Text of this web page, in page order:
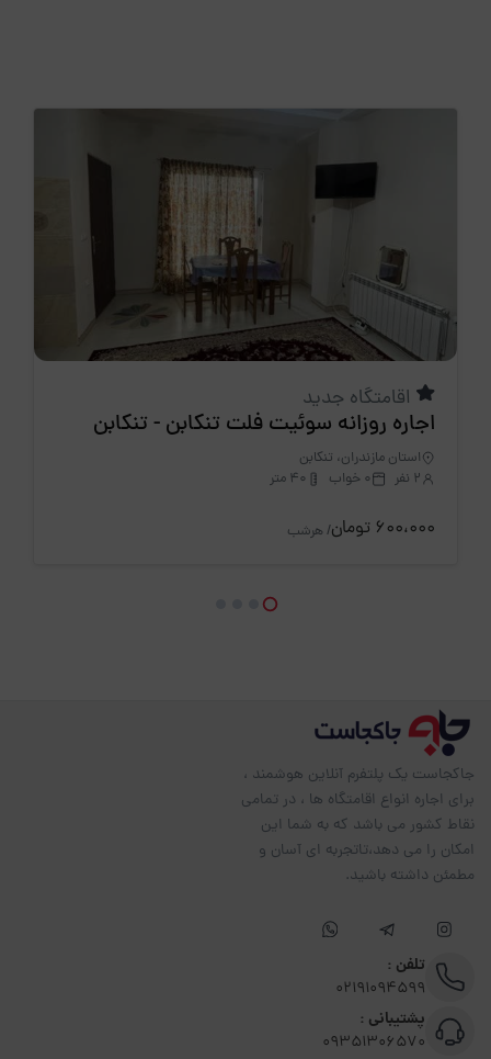
اقامتگاه جدید
اجاره روزانه سوئیت فلت تنکابن - تنکابن
استان مازندران، تنکابن
2 نفر
0 خواب 40 متر
600،000 تومان / هرشب
جاکجاست یک پلتفرم آنلاین هوشمند ،
برای اجاره انواع اقامتگاه ها ، در تمامی
نقاط کشور می باشد که به شما این
امکان را می دهد،تاتجربه ای آسان و
مطمئن داشته باشید.
تلفن :
02191094599
پشتیبانی :
09351306570